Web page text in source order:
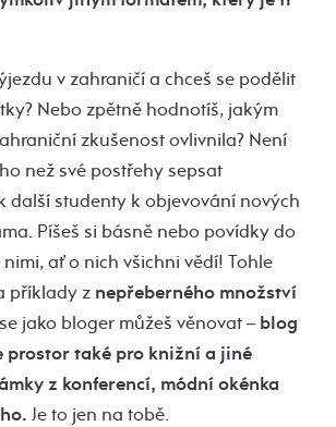
v zahraničí a chceš se podělit
Nebo zpětně hodnotíš, jakým
zkušenost ovlivnila? Není
než své postřehy sepsat
další studenty k objevování nových
Píšeš si básně nebo povídky do
nimi, ať o nich všichni vědí! Tohle
příklady z nepřeberného množství
jako bloger můžeš věnovat – blog
prostor také pro knižní a jiné
z konferencí, módní okénka
Je to jen na tobě.